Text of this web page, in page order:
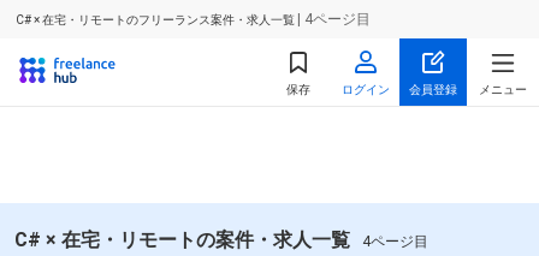
C# × 在宅・リモートのフリーランス案件・求人一覧 | 4ページ目
保存 ログイン 会員登録 メニュー
C# × 在宅・リモートの案件・求人一覧
4ページ目